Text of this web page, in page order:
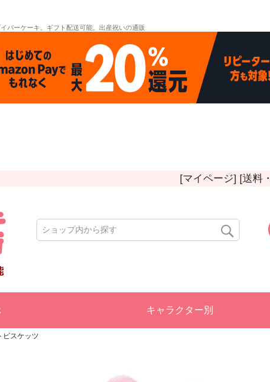
パーケーキ。ギフト配送可能。出産祝いの通販
[マイページ] [送料
キャラクター別
ビスケッツ